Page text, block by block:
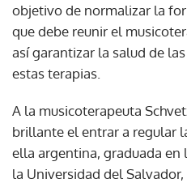
objetivo de normalizar la
que debe reunir el
así garantizar la salud de
estas terapias.
A la musicoterapeuta
brillante el entrar a regular
ella argentina, graduada
la Universidad del